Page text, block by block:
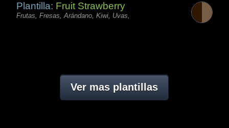
Plantilla: Fruit Strawberry
Frutas, Fresas, Arándano, Kiwi, Uvas,
Ver mas plantillas